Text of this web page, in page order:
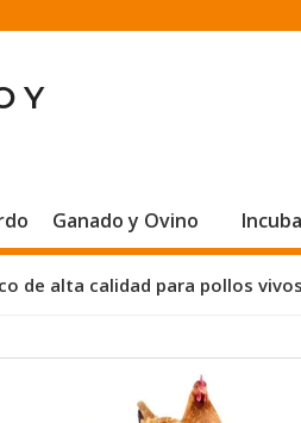
Y
Ganado y Ovino
de alta calidad para pollos